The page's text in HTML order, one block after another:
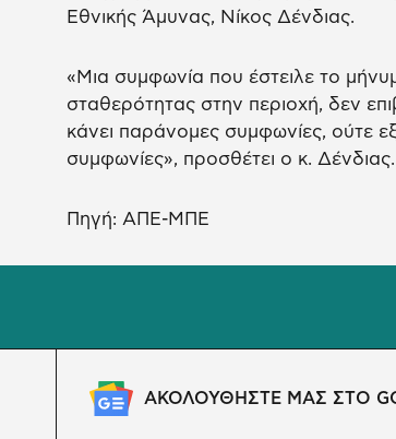
Εθνικής Άμυνας, Νίκος Δένδιας.
«Μια συμφωνία που έστειλε το
σταθερότητας στην περιοχή, δεν
κάνει παράνομες συμφωνίες, ούτε
συμφωνίες», προσθέτει ο κ. Δένδιας.
Πηγή: ΑΠΕ-ΜΠΕ
ΑΚΟΛΟΥΘΗΣΤΕ ΜΑΣ ΣΤΟ